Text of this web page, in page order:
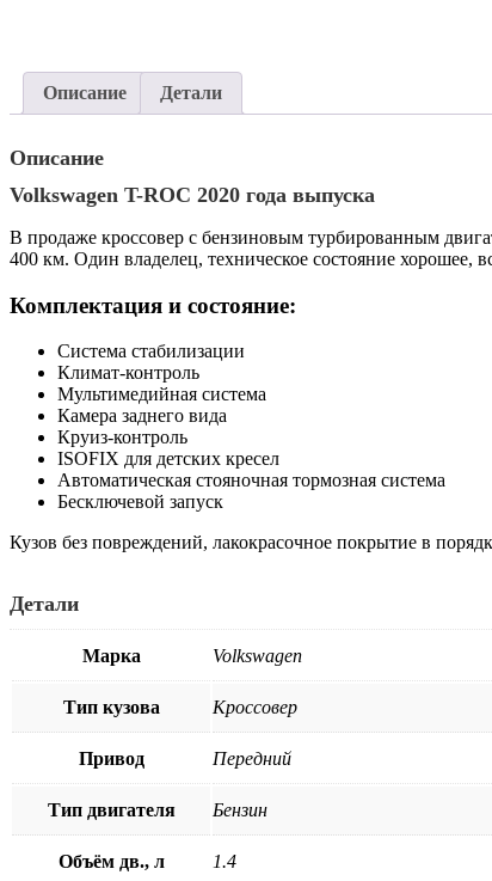
Описание Детали
Описание
Volkswagen T-ROC 2020 года выпуска
В продаже кроссовер с бензиновым турбированным
400 км. Один владелец, техническое состояние хорошее,
Комплектация и состояние:
Система стабилизации
Климат-контроль
Мультимедийная система
Камера заднего вида
Круиз-контроль
ISOFIX для детских кресел
Автоматическая стояночная тормозная система
Бесключевой запуск
Кузов без повреждений, лакокрасочное покрытие в
Детали
Марка Volkswagen
Тип кузова Кроссовер
Привод Передний
Тип двигателя Бензин
Объём дв., л 1.4